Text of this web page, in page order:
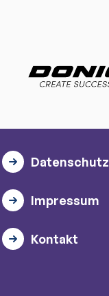
Datenschutz
Impressum
Kontakt